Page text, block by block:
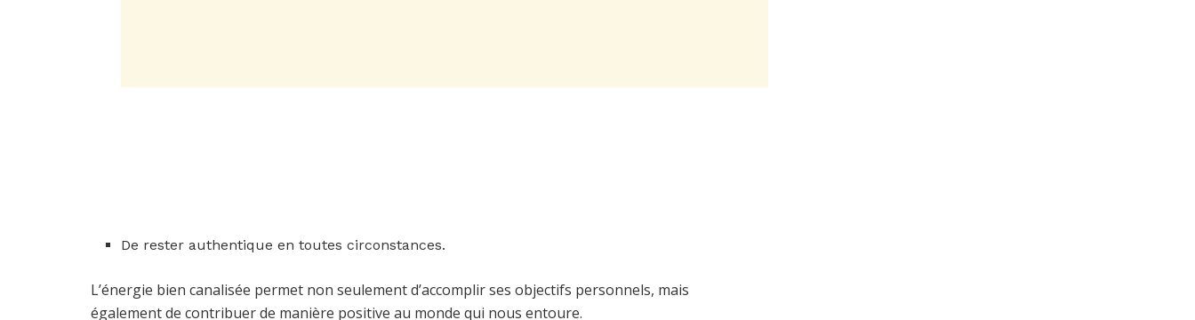
De rester authentique en toutes circonstances.
L’énergie bien canalisée permet non seulement d’accomplir ses objectifs personnels, mais
également de contribuer de manière positive au monde qui nous entoure.